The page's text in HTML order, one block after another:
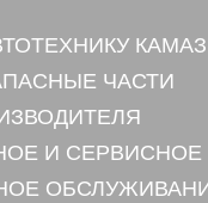
КАМАЗ
ЧАСТИ
И СЕРВИСНОЕ